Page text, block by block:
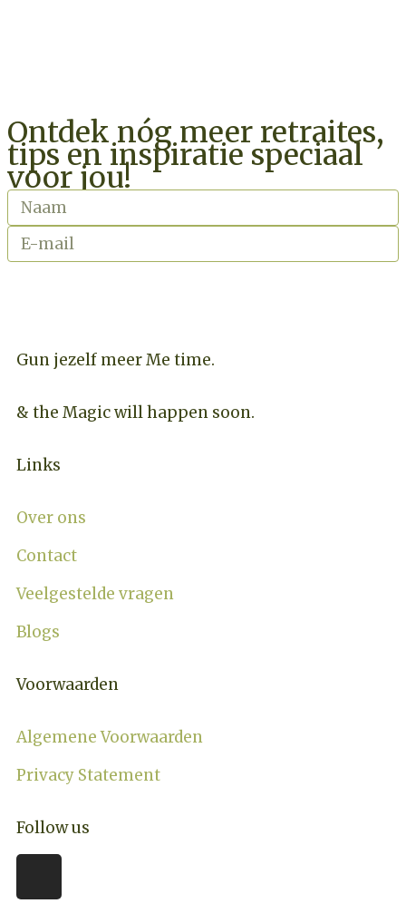
Ontdek nóg meer retraites,
tips en inspiratie speciaal
voor jou!
Gun jezelf meer Me time.​
& the Magic will happen soon.
Links
Over ons
Contact
Veelgestelde vragen
Blogs
Voorwaarden
Algemene Voorwaarden
Privacy Statement
Follow us